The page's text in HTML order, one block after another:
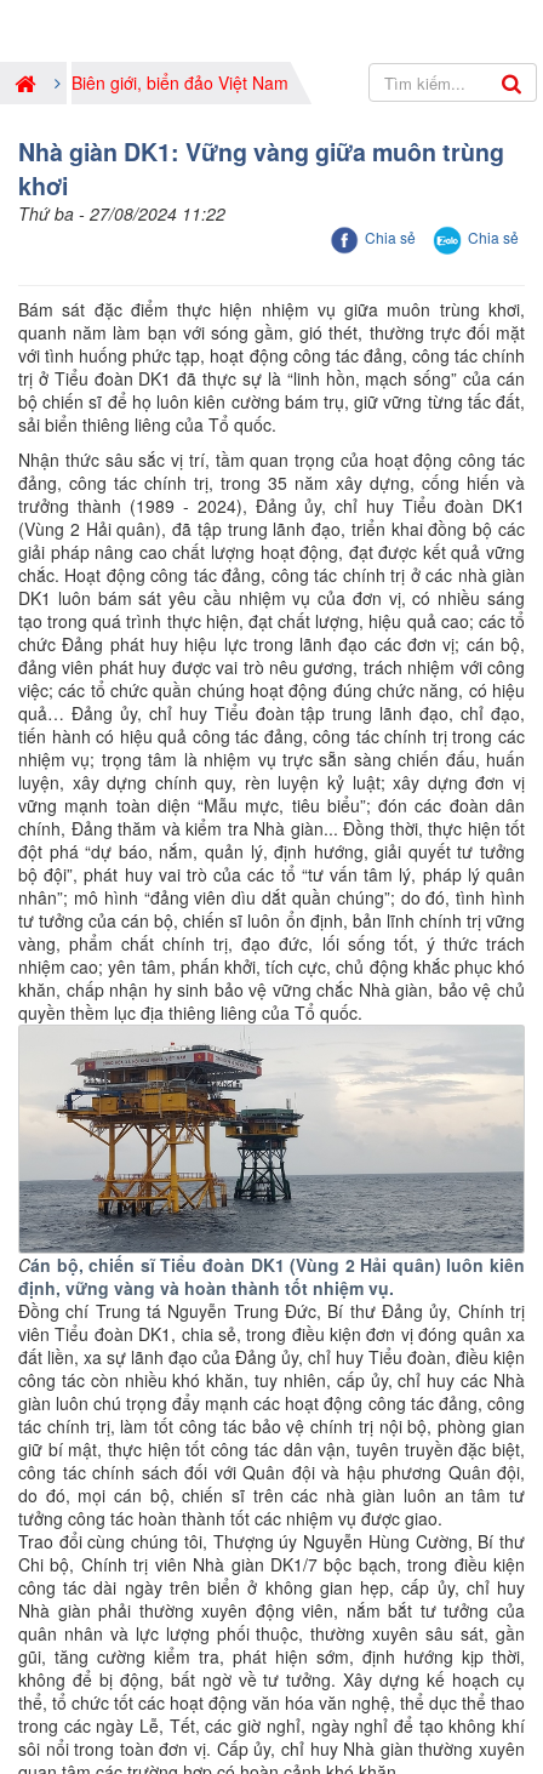
Biên giới, biển đảo Việt Nam
Nhà giàn DK1: Vững vàng giữa muôn trùng
khơi
Thứ ba - 27/08/2024 11:22
Chia sẻ Chia sẻ
Bám sát đặc điểm thực hiện nhiệm vụ giữa muôn trùng khơi,
quanh năm làm bạn với sóng gầm, gió thét, thường trực đối mặt
với tình huống phức tạp, hoạt động công tác đảng, công tác chính
trị ở Tiểu đoàn DK1 đã thực sự là “linh hồn, mạch sống” của cán
bộ chiến sĩ để họ luôn kiên cường bám trụ, giữ vững từng tấc đất,
sải biển thiêng liêng của Tổ quốc.
Nhận thức sâu sắc vị trí, tầm quan trọng của hoạt động công tác
đảng, công tác chính trị, trong 35 năm xây dựng, cống hiến và
trưởng thành (1989 - 2024), Đảng ủy, chỉ huy Tiểu đoàn DK1
(Vùng 2 Hải quân), đã tập trung lãnh đạo, triển khai đồng bộ các
giải pháp nâng cao chất lượng hoạt động, đạt được kết quả vững
chắc. Hoạt động công tác đảng, công tác chính trị ở các nhà giàn
DK1 luôn bám sát yêu cầu nhiệm vụ của đơn vị, có nhiều sáng
tạo trong quá trình thực hiện, đạt chất lượng, hiệu quả cao; các tổ
chức Đảng phát huy hiệu lực trong lãnh đạo các đơn vị; cán bộ,
đảng viên phát huy được vai trò nêu gương, trách nhiệm với công
việc; các tổ chức quần chúng hoạt động đúng chức năng, có hiệu
quả… Đảng ủy, chỉ huy Tiểu đoàn tập trung lãnh đạo, chỉ đạo,
tiến hành có hiệu quả công tác đảng, công tác chính trị trong các
nhiệm vụ; trọng tâm là nhiệm vụ trực sẵn sàng chiến đấu, huấn
luyện, xây dựng chính quy, rèn luyện kỷ luật; xây dựng đơn vị
vững mạnh toàn diện “Mẫu mực, tiêu biểu”; đón các đoàn dân
chính, Đảng thăm và kiểm tra Nhà giàn... Đồng thời, thực hiện tốt
đột phá “dự báo, nắm, quản lý, định hướng, giải quyết tư tưởng
bộ đội”, phát huy vai trò của các tổ “tư vấn tâm lý, pháp lý quân
nhân”; mô hình “đảng viên dìu dắt quần chúng”; do đó, tình hình
tư tưởng của cán bộ, chiến sĩ luôn ổn định, bản lĩnh chính trị vững
vàng, phẩm chất chính trị, đạo đức, lối sống tốt, ý thức trách
nhiệm cao; yên tâm, phấn khởi, tích cực, chủ động khắc phục khó
khăn, chấp nhận hy sinh bảo vệ vững chắc Nhà giàn, bảo vệ chủ
quyền thềm lục địa thiêng liêng của Tổ quốc.
Cán bộ, chiến sĩ Tiểu đoàn DK1 (Vùng 2 Hải quân) luôn kiên
định, vững vàng và hoàn thành tốt nhiệm vụ.
Đồng chí Trung tá Nguyễn Trung Đức, Bí thư Đảng ủy, Chính trị
viên Tiểu đoàn DK1, chia sẻ, trong điều kiện đơn vị đóng quân xa
đất liền, xa sự lãnh đạo của Đảng ủy, chỉ huy Tiểu đoàn, điều kiện
công tác còn nhiều khó khăn, tuy nhiên, cấp ủy, chỉ huy các Nhà
giàn luôn chú trọng đẩy mạnh các hoạt động công tác đảng, công
tác chính trị, làm tốt công tác bảo vệ chính trị nội bộ, phòng gian
giữ bí mật, thực hiện tốt công tác dân vận, tuyên truyền đặc biệt,
công tác chính sách đối với Quân đội và hậu phương Quân đội,
do đó, mọi cán bộ, chiến sĩ trên các nhà giàn luôn an tâm tư
tưởng công tác hoàn thành tốt các nhiệm vụ được giao.
Trao đổi cùng chúng tôi, Thượng úy Nguyễn Hùng Cường, Bí thư
Chi bộ, Chính trị viên Nhà giàn DK1/7 bộc bạch, trong điều kiện
công tác dài ngày trên biển ở không gian hẹp, cấp ủy, chỉ huy
Nhà giàn phải thường xuyên động viên, nắm bắt tư tưởng của
quân nhân và lực lượng phối thuộc, thường xuyên sâu sát, gần
gũi, tăng cường kiểm tra, phát hiện sớm, định hướng kịp thời,
không để bị động, bất ngờ về tư tưởng. Xây dựng kế hoạch cụ
thể, tổ chức tốt các hoạt động văn hóa văn nghệ, thể dục thể thao
trong các ngày Lễ, Tết, các giờ nghỉ, ngày nghỉ để tạo không khí
sôi nổi trong toàn đơn vị. Cấp ủy, chỉ huy Nhà giàn thường xuyên